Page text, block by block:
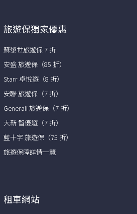
旅遊保獨家優惠
蘇黎世旅遊保 7 折
安盛 旅遊保（85 折）
Starr 卓悅遊（8 折）
安聯 旅遊保（7 折）
Generali 旅遊保（7 折）
大新 智優遊（7 折）
藍十字 旅遊保（75 折）
旅遊保障詳情一覽
租車網站